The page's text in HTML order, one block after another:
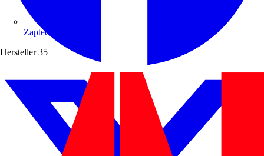
Zaptec
Hersteller 35